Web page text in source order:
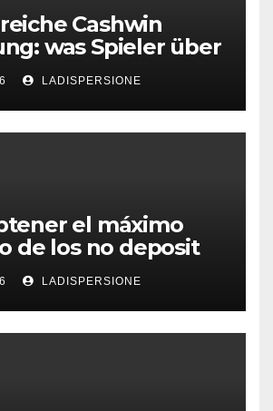
Cashwin
was Spieler über
denken
LADISPERSIONE
el máximo
de los no deposit
de roby casino
LADISPERSIONE